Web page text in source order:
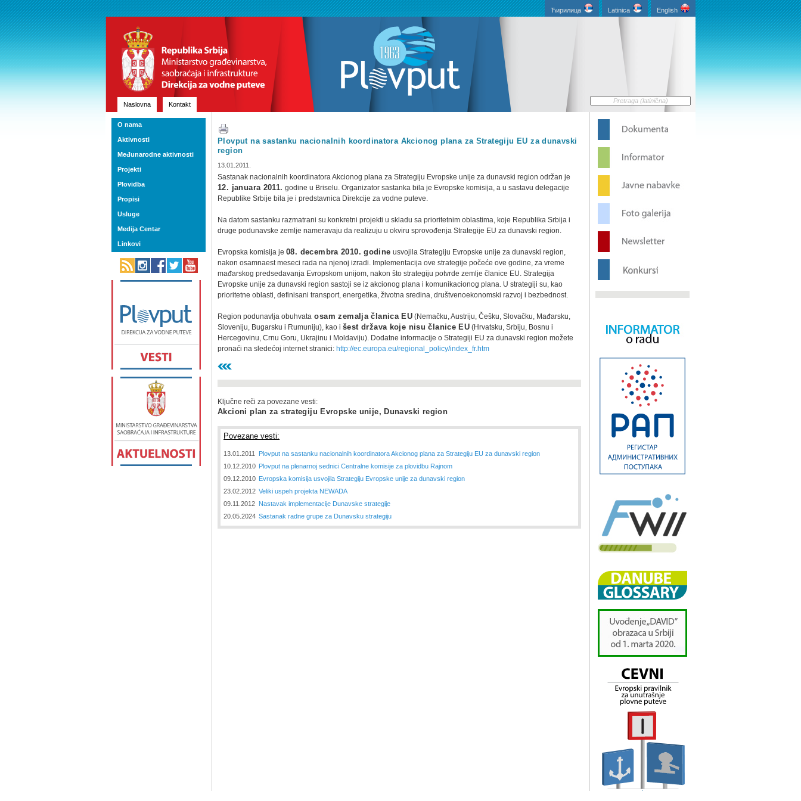
English
Latinica
Ћирилица
Naslovna Kontakt
Plovput na sastanku nacionalnih koordinatora Akcionog plana za Strategiju EU za dunavski
region
13.01.2011.
Sastanak nacionalnih koordinatora Akcionog plana za Strategiju Evropske unije za dunavski region održan je
12. januara 2011. godine u Briselu. Organizator sastanka bila je Evropske komisija, a u sastavu delegacije
Republike Srbije bila je i predstavnica Direkcije za vodne puteve.
Na datom sastanku razmatrani su konkretni projekti u skladu sa prioritetnim oblastima, koje Republika Srbija i
druge podunavske zemlje nameravaju da realizuju u okviru sprovođenja Strategije EU za dunavski region.
Evropska komisija je08. decembra 2010. godine usvojila Strategiju Evropske unije za dunavski region,
nakon osamnaest meseci rada na njenoj izradi. Implementacija ove strategije počeće ove godine, za vreme
mađarskog predsedavanja Evropskom unijom, nakon što strategiju potvrde zemlje članice EU. Strategija
Evropske unije za dunavski region sastoji se iz akcionog plana i komunikacionog plana. U strategiji su, kao
prioritetne oblasti, definisani transport, energetika, životna sredina, društvenoekonomski razvoj i bezbednost.
Region podunavlja obuhvata osam zemalja članica EU (Nemačku, Austriju, Češku, Slovačku, Mađarsku,
Sloveniju, Bugarsku i Rumuniju), kao išest država koje nisu članice EU (Hrvatsku, Srbiju, Bosnu i
Hercegovinu, Crnu Goru, Ukrajinu i Moldaviju). Dodatne informacije o Strategiji EU za dunavski region možete
pronaći na sledećoj internet stranici: http://ec.europa.eu/regional_policy/index_fr.htm
Ključne reči za povezane vesti:
Akcioni plan za strategiju Evropske unije, Dunavski region
Povezane vesti:
13.01.2011
Plovput na sastanku nacionalnih koordinatora Akcionog plana za Strategiju EU za dunavski region
10.12.2010 Plovput na plenarnoj sednici Centralne komisije za plovidbu Rajnom
09.12.2010 Evropska komisija usvojila Strategiju Evropske unije za dunavski region
23.02.2012 Veliki uspeh projekta NEWADA
09.11.2012 Nastavak implementacije Dunavske strategije
20.05.2024 Sastanak radne grupe za Dunavsku strategiju
O nama
Aktivnosti
Međunarodne aktivnosti
Projekti
Plovidba
Propisi
Usluge
Medija Centar
Linkovi